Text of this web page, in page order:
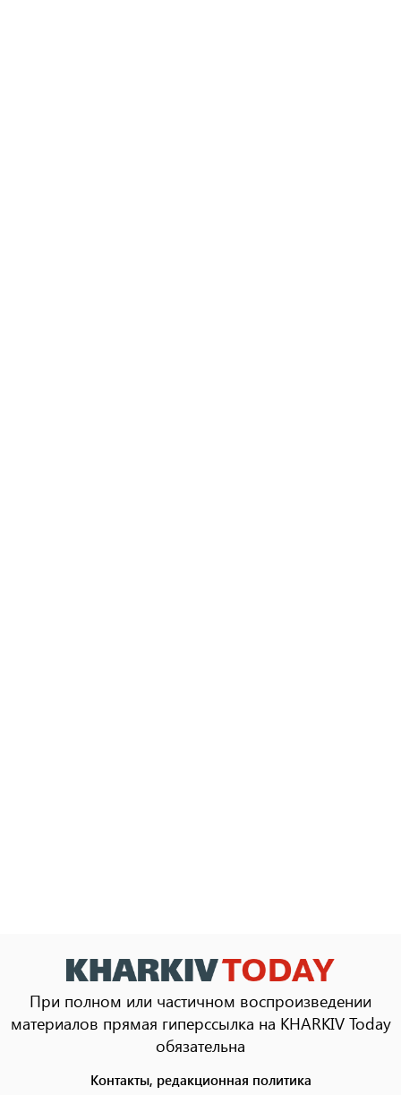
При полном или частичном воспроизведении
материалов прямая гиперссылка на KHARKIV Today
обязательна
Контакты, редакционная политика